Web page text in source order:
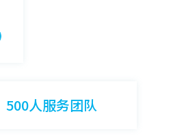
500人服务团队